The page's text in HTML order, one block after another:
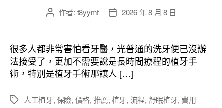
文
者
作者: t8yymf
文
佈
日
期
2026 年 8 月 8 日
很多人都非常害怕看牙醫，光普通的洗牙便已沒辦
法接受了，更加不需要說是長時間療程的植牙手
術，特別是植牙手術那讓人 […]
標
人工植牙, 保險, 價格, 推薦, 植牙, 流程, 舒眠植牙, 費用